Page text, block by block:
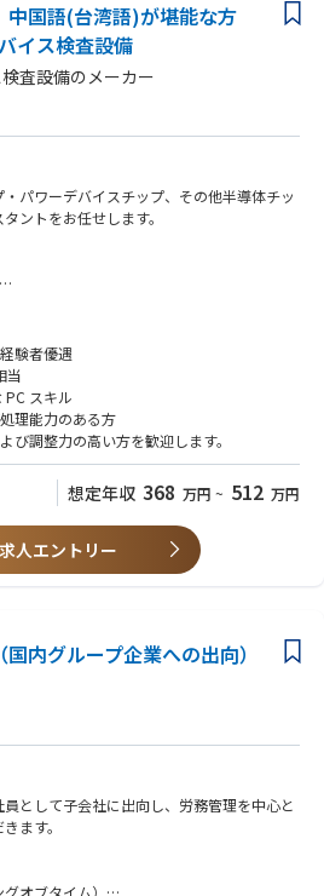
ポート
語)
・管理）
中国語(台湾語)が堪能な方
イス検査設備
査設備のメーカー
パワーデバイスチップ、その他半導体チッ
ントをお任せします。
業務およびサポート業務
の整理および管理
フォローおよび社内調整
絡・調整業務のサポート
る日常的なサポート
整理・管理
務業務のサポート
部門間の連携サポート
験者優遇
当
PC スキル
理能力のある方
び調整力の高い方を歓迎します。
想定年収 368 万円 ~ 512 万円
求人エントリー
内グループ企業への出向）
として子会社に出向し、労務管理を中心と
ます。